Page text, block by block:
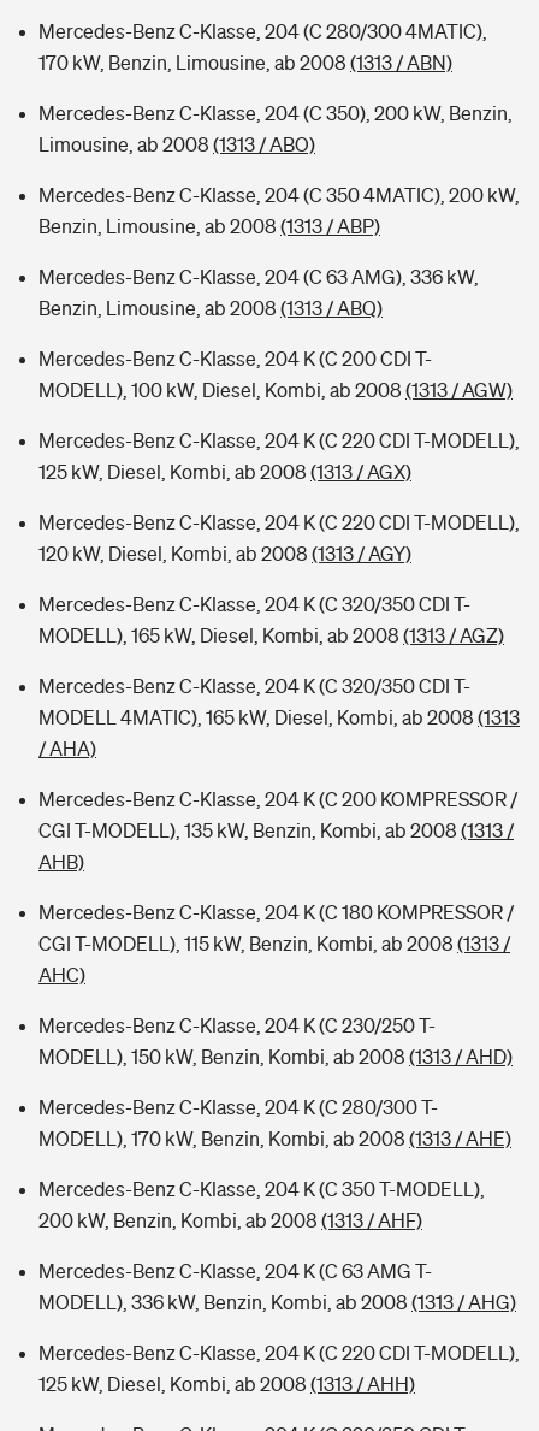
Mercedes-Benz C-Klasse, 204 (C 280/300 4MATIC),
170 kW, Benzin, Limousine, ab 2008 (1313 / ABN)
Mercedes-Benz C-Klasse, 204 (C 350), 200 kW, Benzin,
Limousine, ab 2008 (1313 / ABO)
Mercedes-Benz C-Klasse, 204 (C 350 4MATIC), 200 kW,
Benzin, Limousine, ab 2008 (1313 / ABP)
Mercedes-Benz C-Klasse, 204 (C 63 AMG), 336 kW,
Benzin, Limousine, ab 2008 (1313 / ABQ)
Mercedes-Benz C-Klasse, 204 K (C 200 CDI T-
MODELL), 100 kW, Diesel, Kombi, ab 2008 (1313 / AGW)
Mercedes-Benz C-Klasse, 204 K (C 220 CDI T-MODELL),
125 kW, Diesel, Kombi, ab 2008 (1313 / AGX)
Mercedes-Benz C-Klasse, 204 K (C 220 CDI T-MODELL),
120 kW, Diesel, Kombi, ab 2008 (1313 / AGY)
Mercedes-Benz C-Klasse, 204 K (C 320/350 CDI T-
MODELL), 165 kW, Diesel, Kombi, ab 2008 (1313 / AGZ)
Mercedes-Benz C-Klasse, 204 K (C 320/350 CDI T-
MODELL 4MATIC), 165 kW, Diesel, Kombi, ab 2008 (1313
/ AHA)
Mercedes-Benz C-Klasse, 204 K (C 200 KOMPRESSOR /
CGI T-MODELL), 135 kW, Benzin, Kombi, ab 2008 (1313 /
AHB)
Mercedes-Benz C-Klasse, 204 K (C 180 KOMPRESSOR /
CGI T-MODELL), 115 kW, Benzin, Kombi, ab 2008 (1313 /
AHC)
Mercedes-Benz C-Klasse, 204 K (C 230/250 T-
MODELL), 150 kW, Benzin, Kombi, ab 2008 (1313 / AHD)
Mercedes-Benz C-Klasse, 204 K (C 280/300 T-
MODELL), 170 kW, Benzin, Kombi, ab 2008 (1313 / AHE)
Mercedes-Benz C-Klasse, 204 K (C 350 T-MODELL),
200 kW, Benzin, Kombi, ab 2008 (1313 / AHF)
Mercedes-Benz C-Klasse, 204 K (C 63 AMG T-
MODELL), 336 kW, Benzin, Kombi, ab 2008 (1313 / AHG)
Mercedes-Benz C-Klasse, 204 K (C 220 CDI T-MODELL),
125 kW, Diesel, Kombi, ab 2008 (1313 / AHH)